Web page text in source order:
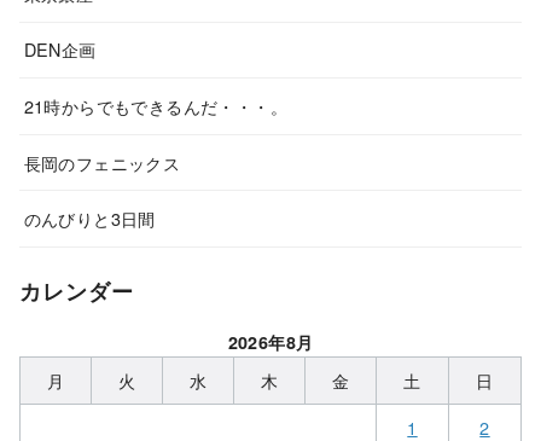
DEN企画
21時からでもできるんだ・・・。
長岡のフェニックス
のんびりと3日間
カレンダー
2026年8月
月 火 水 木 金 土
日
1
2